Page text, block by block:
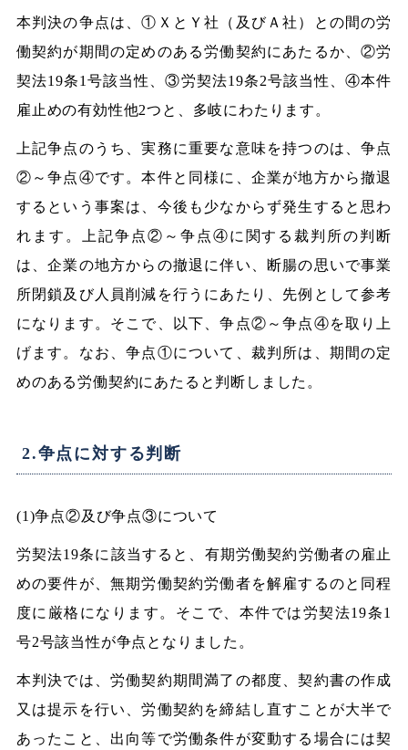
本判決の争点は、①ＸとＹ社（及びＡ社）との間の労
働契約が期間の定めのある労働契約にあたるか、②労
契法19条1号該当性、③労契法19条2号該当性、④本件
雇止めの有効性他2つと、多岐にわたります。
上記争点のうち、実務に重要な意味を持つのは、争点
②～争点④です。本件と同様に、企業が地方から撤退
するという事案は、今後も少なからず発生すると思わ
れます。上記争点②～争点④に関する裁判所の判断
は、企業の地方からの撤退に伴い、断腸の思いで事業
所閉鎖及び人員削減を行うにあたり、先例として参考
になります。そこで、以下、争点②～争点④を取り上
げます。なお、争点①について、裁判所は、期間の定
めのある労働契約にあたると判断しました。
2.争点に対する判断
(1)争点②及び争点③について
労契法19条に該当すると、有期労働契約労働者の雇止
めの要件が、無期労働契約労働者を解雇するのと同程
度に厳格になります。そこで、本件では労契法19条1
号2号該当性が争点となりました。
本判決では、労働契約期間満了の都度、契約書の作成
又は提示を行い、労働契約を締結し直すことが大半で
あったこと、出向等で労働条件が変動する場合には契